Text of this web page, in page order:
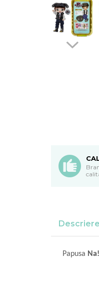
Descriere
Papusa